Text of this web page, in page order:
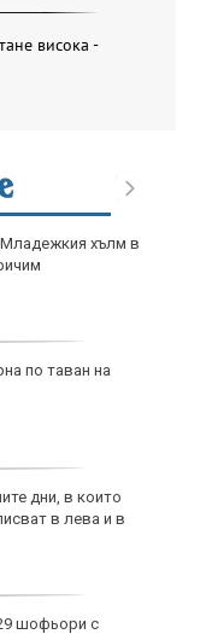
висока -
апартамент, 115
258000 EUR
апартамент, 38
Рудник, 44880
апартамент, 85
170000 EUR
апартамент, 66